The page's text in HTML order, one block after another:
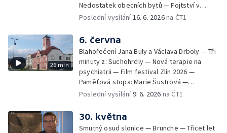
Nedostatek obecních bytů — Fojtství v
Jasenné — iReportéři soutěž
Poslední vysílání16. 6. 2026na ČT1
26 min
6. června
Blahořečení Jana Buly a Václava Drboly — Tři
minuty z: Suchohrdly — Nová terapie na
psychiatrii — Film festival Zlín 2026 —
Paměťová stopa: Marie Šustrová —
iReportéři soutěž — Bez komentáře:
Poslední vysílání9. 6. 2026 na ČT1
30. května
Smutný osud slonice — Brunche — Třicet let